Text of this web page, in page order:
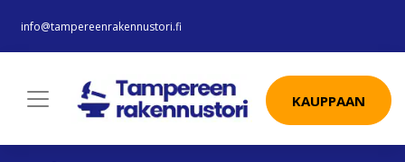
info@tampereenrakennustori.fi
KAUPPAAN